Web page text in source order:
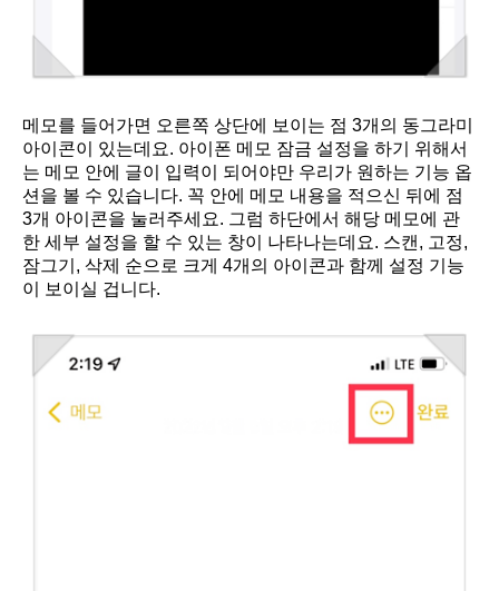
메모를 들어가면 오른쪽 상단에 보이는 점 3개의 동그라미
아이콘이 있는데요. 아이폰 메모 잠금 설정을 하기 위해서
는 메모 안에 글이 입력이 되어야만 우리가 원하는 기능 옵
션을 볼 수 있습니다. 꼭 안에 메모 내용을 적으신 뒤에 점
3개 아이콘을 눌러주세요. 그럼 하단에서 해당 메모에 관
한 세부 설정을 할 수 있는 창이 나타나는데요. 스캔, 고정,
잠그기, 삭제 순으로 크게 4개의 아이콘과 함께 설정 기능
이 보이실 겁니다.